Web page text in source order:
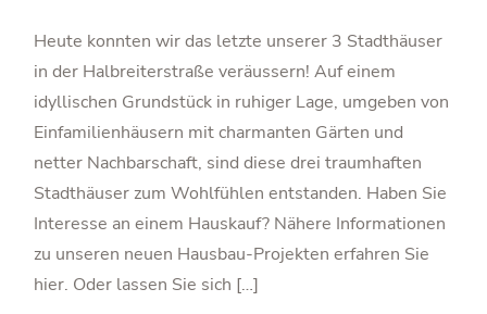
Heute konnten wir das letzte unserer 3 Stadthäuser
in der Halbreiterstraße veräussern! Auf einem
idyllischen Grundstück in ruhiger Lage, umgeben von
Einfamilienhäusern mit charmanten Gärten und
netter Nachbarschaft, sind diese drei traumhaften
Stadthäuser zum Wohlfühlen entstanden. Haben Sie
Interesse an einem Hauskauf? Nähere Informationen
zu unseren neuen Hausbau-Projekten erfahren Sie
hier. Oder lassen Sie sich […]